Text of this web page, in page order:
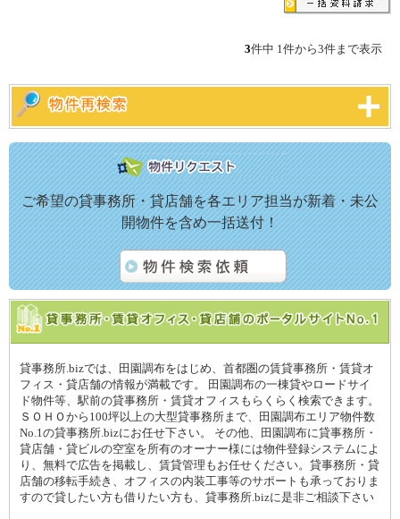
3件中 1件から3件まで表示
ご希望の貸事務所・貸店舗を各エリア担当が新着・未公
開物件を含め一括送付！
貸事務所.bizでは、田園調布をはじめ、首都圏の賃貸事務所・賃貸オ
フィス・貸店舗の情報が満載です。 田園調布の一棟貸やロードサイ
ド物件等、駅前の貸事務所・賃貸オフィスもらくらく検索できます。
ＳＯＨＯから100坪以上の大型貸事務所まで、田園調布エリア物件数
No.1の貸事務所.bizにお任せ下さい。 その他、田園調布に貸事務所・
貸店舗・貸ビルの空室を所有のオーナー様には物件登録システムによ
り、無料で広告を掲載し、賃貸管理もお任せください。貸事務所・貸
店舗の移転手続き、オフィスの内装工事等のサポートも承っておりま
すので貸したい方も借りたい方も、貸事務所.bizに是非ご相談下さい